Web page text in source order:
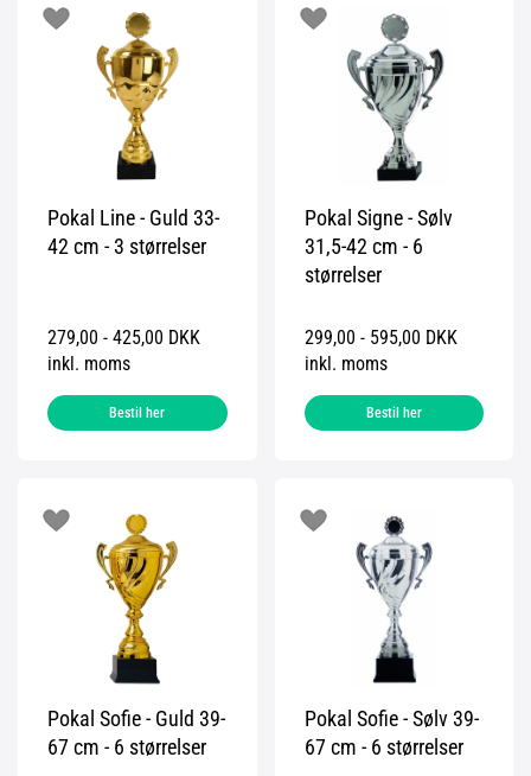
Pokal Line - Guld 33-
42 cm - 3 størrelser
279,00 - 425,00 DKK
inkl. moms
Bestil her
Pokal Signe - Sølv
31,5-42 cm - 6
størrelser
299,00 - 595,00 DKK
inkl. moms
Bestil her
Pokal Sofie - Guld 39-
67 cm - 6 størrelser
Pokal Sofie - Sølv 39-
67 cm - 6 størrelser